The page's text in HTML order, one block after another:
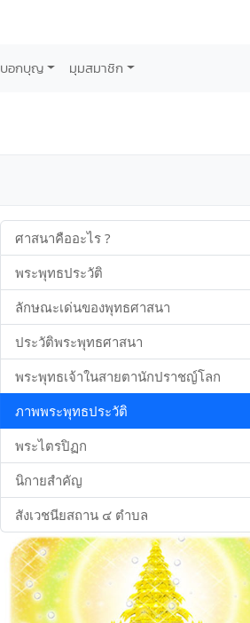
บอกบุญ มุมสมาชิก
ศาสนาคืออะไร ?
พระพุทธประวัติ
ลักษณะเด่นของพุทธศาสนา
ประวัติพระพุทธศาสนา
พระพุทธเจ้าในสายตานักปราชญ์โลก
ภาพพระพุทธประวัติ
พระไตรปิฏก
นิกายสำคัญ
สังเวชนียสถาน ๔ ตำบล